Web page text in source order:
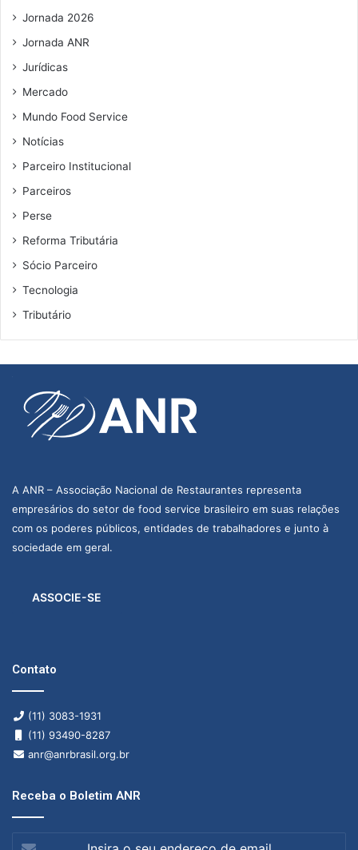
Jornada 2026
Jornada ANR
Jurídicas
Mercado
Mundo Food Service
Notícias
Parceiro Institucional
Parceiros
Perse
Reforma Tributária
Sócio Parceiro
Tecnologia
Tributário
A ANR – Associação Nacional de Restaurantes representa
empresários do setor de food service brasileiro em suas relações
com os poderes públicos, entidades de trabalhadores e junto à
sociedade em geral.
ASSOCIE-SE
Contato
(11) 3083-1931
(11) 93490-8287
anr@anrbrasil.org.br
Receba o Boletim ANR